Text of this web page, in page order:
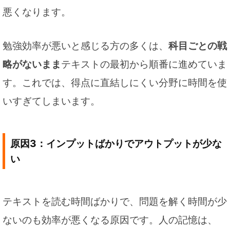
悪くなります。
勉強効率が悪いと感じる方の多くは、 科目ごとの戦
略がないままテキストの最初から順番に進めていま
す。これでは、得点に直結しにくい分野に時間を使
いすぎてしまいます。
原因3：インプットばかりでアウトプットが少な
い
テキストを読む時間ばかりで、問題を解く時間が少
ないのも効率が悪くなる原因です。人の記憶は、